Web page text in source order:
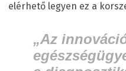
elérhető legyen ez a
„Az